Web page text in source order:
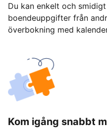
Du kan enkelt och
boendeuppgifter från
överbokning med
Kom igång snabbt